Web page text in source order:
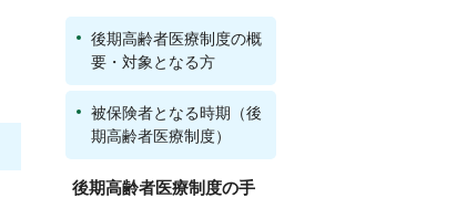
後期高齢者医療制度の概
要・対象となる方
被保険者となる時期（後
期高齢者医療制度）
後期高齢者医療制度の手